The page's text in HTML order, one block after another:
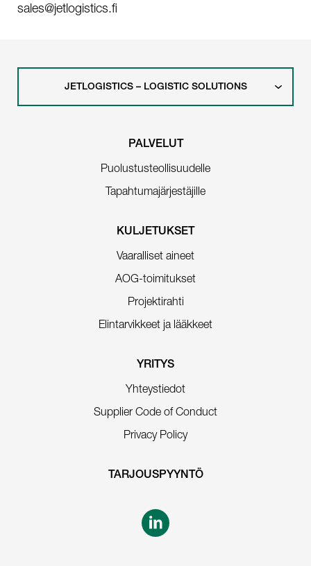
sales@jetlogistics.fi
JETLOGISTICS – LOGISTIC SOLUTIONS
PALVELUT
Puolustusteollisuudelle
Tapahtumajärjestäjille
KULJETUKSET
Vaaralliset aineet
AOG-toimitukset
Projektirahti
Elintarvikkeet ja lääkkeet
YRITYS
Yhteystiedot
Supplier Code of Conduct
Privacy Policy
TARJOUSPYYNTÖ